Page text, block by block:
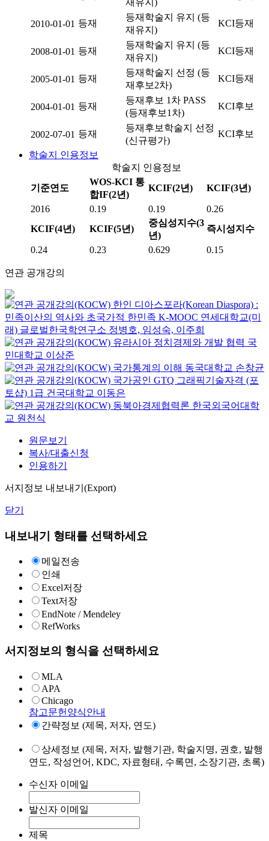
재유지)
2010-01-01 등재
등재학술지 유지 (등
재유지)
KCI등재
2008-01-01 등재
등재학술지 유지 (등
재유지)
KCI등재
2005-01-01 등재
등재학술지 선정 (등
재후보2차)
KCI등재
2004-01-01 등재
등재후보 1차 PASS
(등재후보1차)
KCI후보
2002-07-01 등재
등재후보학술지 선정
(신규평가)
KCI후보
학술지 인용정보
학술지 인용정보
기준연도
WOS-KCI 통
합IF(2년)
KCIF(2년) KCIF(3년)
2016 0.19 0.19
0.26
KCIF(4년)
KCIF(5년)
중심성지수(3
년)
즉시성지수
0.24 0.23 0.629 0.15
연관 공개강의
한인 디아스포라(Korean Diaspora) :
민족이산의 역사와 초국가적 한민족 K-MOOC 연세대학교(미
래) 글로벌한국학연구소 정병호, 임성숙, 이주희
유라시아 정치경제와 개발 협력 국
민대학교 이상준
국가통계의 이해 동국대학교 손창균
국가공인 GTQ 그래픽기술자격 (포
토샵) 1급 건국대학교 이동은
동북아경제협력론 한국외국어대학
교 원천식
원문보기
복사/대출신청
인용하기
서지정보 내보내기(Export)
닫기
내보내기 형태를 선택하세요
메일전송
인쇄
Excel저장
Text저장
EndNote / Mendeley
RefWorks
서지정보의 형식을 선택하세요
MLA
APA
Chicago
참고문헌양식안내
간략정보 (제목, 저자, 연도)
상세정보 (제목, 저자, 발행기관, 학술지명, 권호, 발행
연도, 작성언어, KDC, 자료형태, 수록면, 소장기관, 초록)
수신자 이메일
발신자 이메일
제목